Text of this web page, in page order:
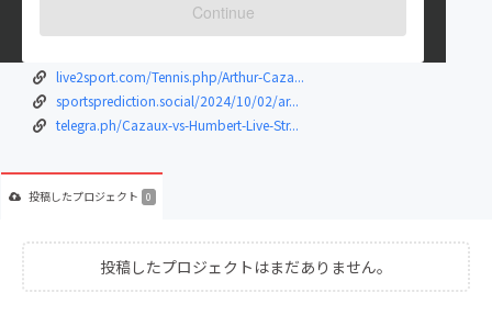
Continue
live2sport.com/Tennis.php/Arthur-Caza...
sportsprediction.social/2024/10/02/ar...
telegra.ph/Cazaux-vs-Humbert-Live-Str...
投稿したプロジェクト 0
投稿したプロジェクトはまだありません。